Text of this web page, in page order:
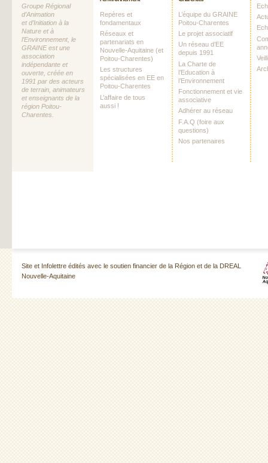
Groupe Régional
d’Animation
et d’Initiation à la
Nature et à
l’Environnement, le
GRAINE est une
association
indépendante et
ouverte, créée en
1991 par des acteurs
de terrain, animateurs
et enseignants de la
région Poitou-
Charentes.
Repères et
fondamentaux
Réseaux et
partenariats en
Nouvelle-Aquitaine (et
Poitou-Charentes)
Les structures
spécialisées en EE en
Poitou-Charentes
L’affaire de tous
aussi !
L’équipe du GRAINE
Poitou-Charentes
Le projet associatif
Un réseau d’EE
depuis 1991
La Charte de
l’Education à
l’Environnement
Fonctionnement et vie
associative
Adhérer au réseau
F.A.Q (foire aux
questions)
Nos partenaires
Site et Infolettre édités avec le soutien financier de la Région et de la DREAL
Nouvelle-Aquitaine